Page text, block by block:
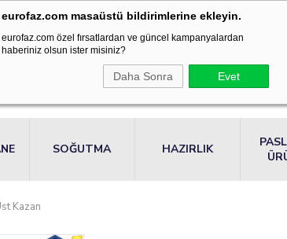
eurofaz.com masaüstü bildirimlerine ekleyin.
eurofaz.com özel fırsatlardan ve güncel kampanyalardan
haberiniz olsun ister misiniz?
Daha Sonra Evet
0850
SOĞUTMA HAZIRLIK
Kazan